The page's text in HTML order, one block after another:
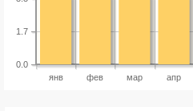
янв фев мар апр
0.0
1.7